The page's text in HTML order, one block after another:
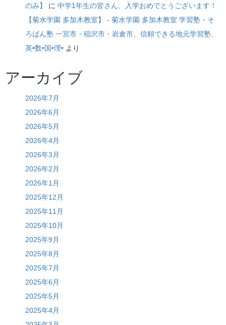
のみ】
に 中学1年生の皆さん、入学おめでとうございます！
【菊水学園 多加木教室】 - 菊水学園 多加木教室 学習塾・そ
ろばん塾 一宮市・稲沢市・岩倉市、信頼できる地元学習塾、
英•数•国•理• より
アーカイブ
2026年7月
2026年6月
2026年5月
2026年4月
2026年3月
2026年2月
2026年1月
2025年12月
2025年11月
2025年10月
2025年9月
2025年8月
2025年7月
2025年6月
2025年5月
2025年4月